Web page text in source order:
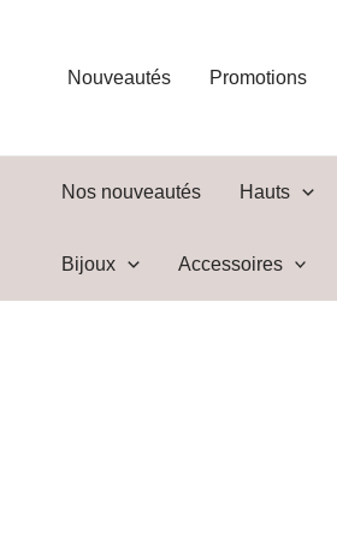
Nouveautés Promotions
Nos nouveautés Hauts
Bijoux Accessoires